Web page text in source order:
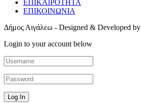
ΕΠΙΚΑΙΡΟΤΗΤΑ
ΕΠΙΚΟΙΝΩΝΙΑ
Δήμος Αιγάλεω - Designed & Developed by
Login to your account below